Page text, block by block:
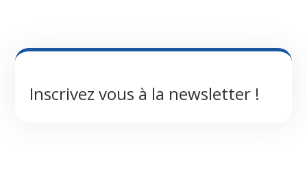
Inscrivez vous à la newsletter !